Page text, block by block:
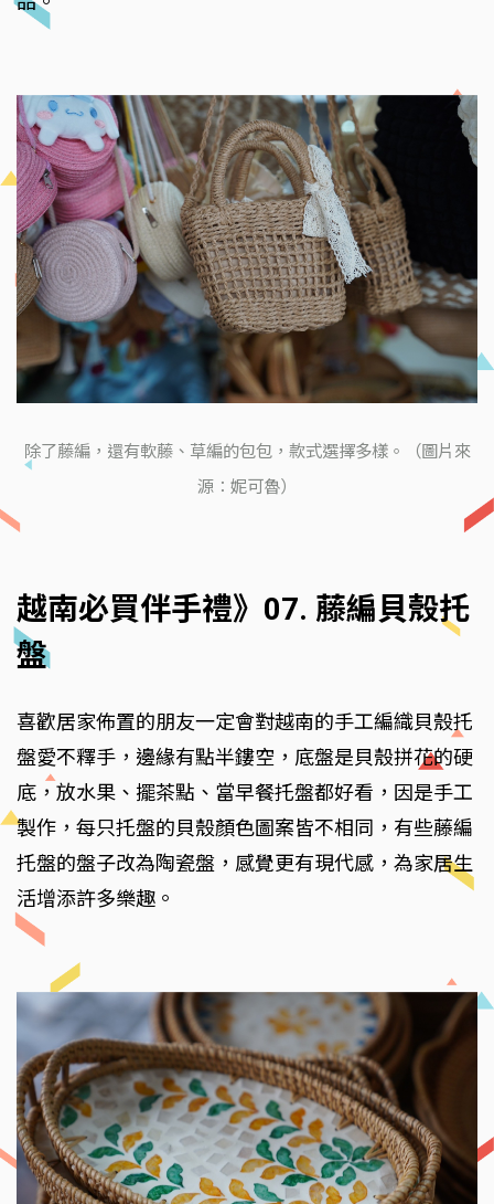
除了藤編，還有軟藤、草編的包包，款式選擇多樣。（圖片來
源：妮可魯）
越南必買伴手禮》07. 藤編貝殼托
盤
喜歡居家佈置的朋友一定會對越南的手工編織貝殼托
盤愛不釋手，邊緣有點半鏤空，底盤是貝殼拼花的硬
底，放水果、擺茶點、當早餐托盤都好看，因是手工
製作，每只托盤的貝殼顏色圖案皆不相同，有些藤編
托盤的盤子改為陶瓷盤，感覺更有現代感，為家居生
活增添許多樂趣。